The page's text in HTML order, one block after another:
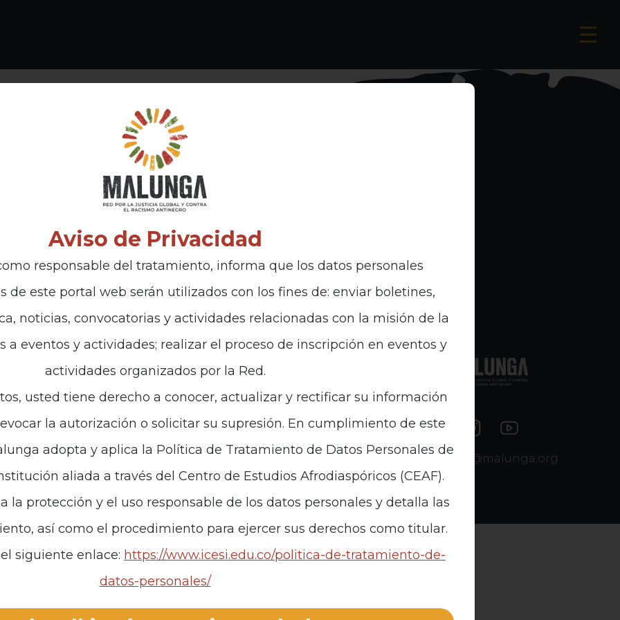
interés Políticas
Política de Tratamiento de Datos
contacto@malunga.org
Aviso de Privacidad
responsable del tratamiento, informa que los datos personales
de este portal web serán utilizados con los fines de: enviar boletines,
noticias, convocatorias y actividades relacionadas con la misión de la
a eventos y actividades; realizar el proceso de inscripción en eventos y
actividades organizados por la Red.
usted tiene derecho a conocer, actualizar y rectificar su información
la autorización o solicitar su supresión. En cumplimiento de este
adopta y aplica la Política de Tratamiento de Datos Personales de
aliada a través del Centro de Estudios Afrodiaspóricos (CEAF).
la protección y el uso responsable de los datos personales y detalla las
así como el procedimiento para ejercer sus derechos como titular.
siguiente enlace: https://www.icesi.edu.co/politica-de-tratamiento-de-
datos-personales/